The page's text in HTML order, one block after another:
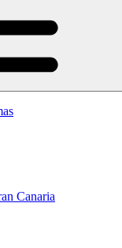
Canaria